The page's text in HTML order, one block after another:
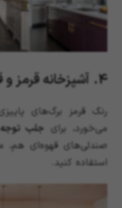
4. آشپزخانه قرمز و قهوه‌ای
رنگ قرمز برگ‌های
می‌خورد، برای جلب توجه
صندلی‌های قهوه‌ای هم،
استفاده کنید.